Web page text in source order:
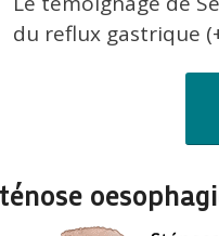
du reflux gastrique